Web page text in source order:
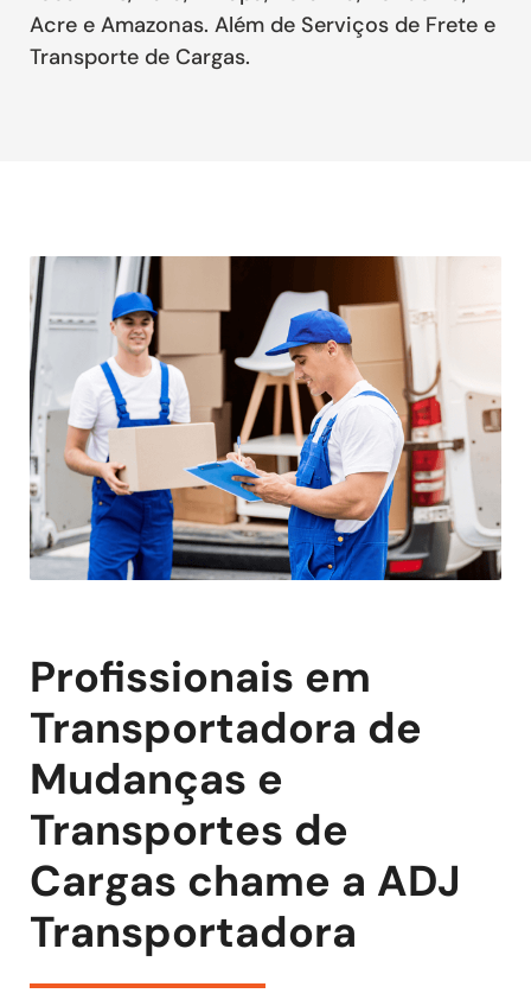
Acre e Amazonas. Além de Serviços de Frete e
Transporte de Cargas.
Profissionais em
Transportadora de
Mudanças e
Transportes de
Cargas chame a ADJ
Transportadora